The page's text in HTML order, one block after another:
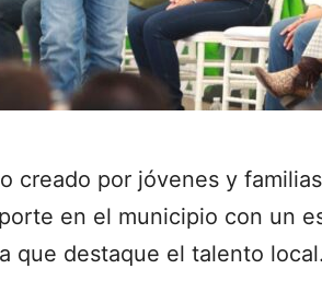
creado por jóvenes y
en el municipio con un
que destaque el talento local.